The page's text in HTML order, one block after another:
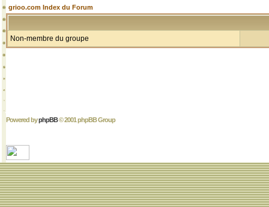
grioo.com Index du Forum
Non-membre du groupe
Powered byphpBB© 2001 phpBB Group